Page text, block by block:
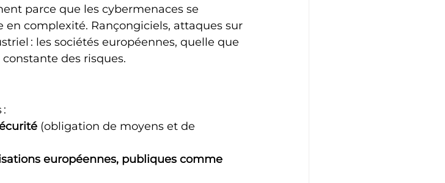
parce que les cybermenaces se
complexité. Rançongiciels, attaques sur
: les sociétés européennes, quelle que
des risques.
:
(obligation de moyens et de
européennes, publiques comme